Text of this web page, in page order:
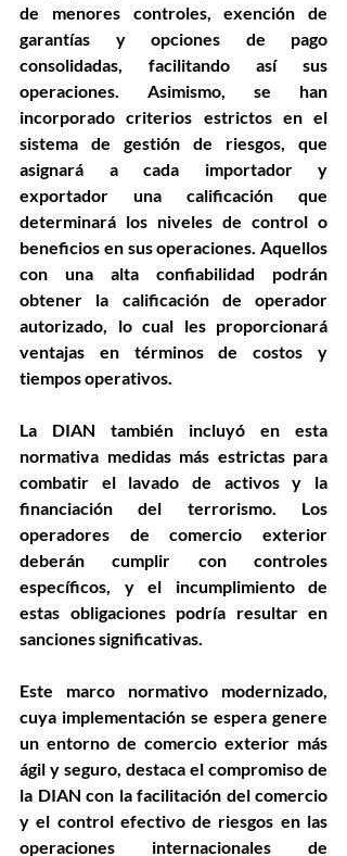
de menores controles, exención de
garantías y opciones de pago
consolidadas, facilitando así sus
operaciones. Asimismo, se han
incorporado criterios estrictos en el
sistema de gestión de riesgos, que
asignará a cada importador y
exportador una calificación que
determinará los niveles de control o
beneficios en sus operaciones. Aquellos
con una alta confiabilidad podrán
obtener la calificación de operador
autorizado, lo cual les proporcionará
ventajas en términos de costos y
tiempos operativos.
La DIAN también incluyó en esta
normativa medidas más estrictas para
combatir el lavado de activos y la
financiación del terrorismo. Los
operadores de comercio exterior
deberán cumplir con controles
específicos, y el incumplimiento de
estas obligaciones podría resultar en
sanciones significativas.
Este marco normativo modernizado,
cuya implementación se espera genere
un entorno de comercio exterior más
ágil y seguro, destaca el compromiso de
la DIAN con la facilitación del comercio
y el control efectivo de riesgos en las
operaciones internacionales de